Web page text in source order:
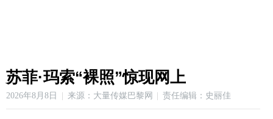
苏菲·玛索“裸照”惊现网上
2026年8月8日 来源：大量传媒巴黎网 责任编辑：史丽佳